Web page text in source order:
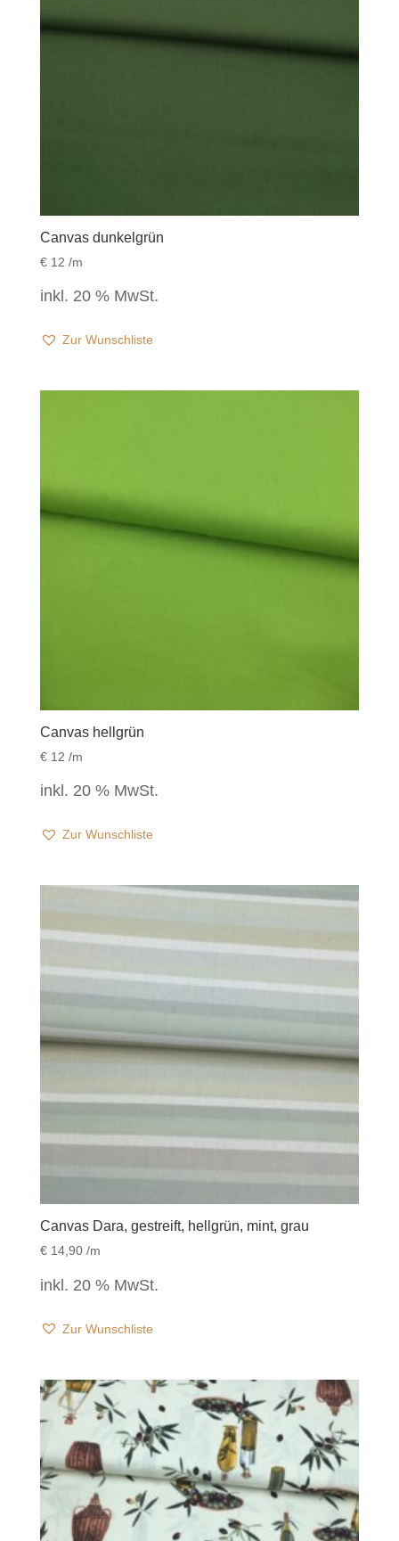
Canvas dunkelgrün
€12 /m
inkl. 20 % MwSt.
Zur Wunschliste
Canvas hellgrün
€12 /m
inkl. 20 % MwSt.
Zur Wunschliste
Canvas Dara, gestreift, hellgrün, mint, grau
€14,90/m
inkl. 20 % MwSt.
Zur Wunschliste